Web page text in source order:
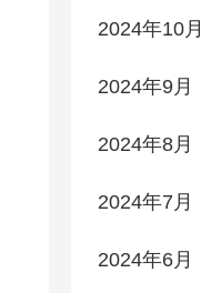
2024年10月
2024年9月
2024年8月
2024年7月
2024年6月